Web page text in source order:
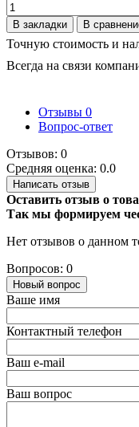
В закладки
В
Точную стоимость и
Всегда на связи
Отзывы 0
Вопрос-ответ
Отзывов: 0
Средняя оценка: 0.0
Написать отзыв
Оставить отзыв о
Так мы формируем
Нет отзывов о данном
Вопросов: 0
Новый вопрос
Ваше имя
Контактный телефон
Ваш e-mail
Ваш вопрос